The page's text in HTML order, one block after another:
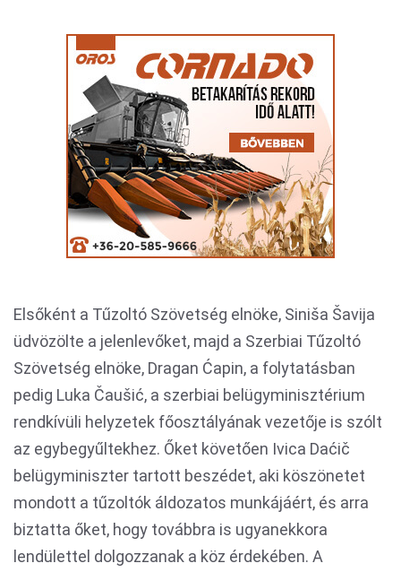
Elsőként a Tűzoltó Szövetség elnöke, Siniša Šavija
üdvözölte a jelenlevőket, majd a Szerbiai Tűzoltó
Szövetség elnöke, Dragan Ćapin, a folytatásban
pedig Luka Čaušić, a szerbiai belügyminisztérium
rendkívüli helyzetek főosztályának vezetője is szólt
az egybegyűltekhez. Őket követően Ivica Daćič
belügyminiszter tartott beszédet, aki köszönetet
mondott a tűzoltók áldozatos munkájáért, és arra
biztatta őket, hogy továbbra is ugyanekkora
lendülettel dolgozzanak a köz érdekében. A